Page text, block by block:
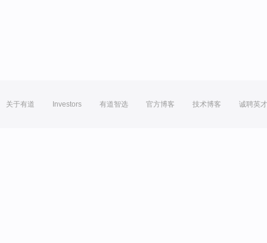
关于有道 Investors 有道智选 官方博客 技术博客 诚聘英才